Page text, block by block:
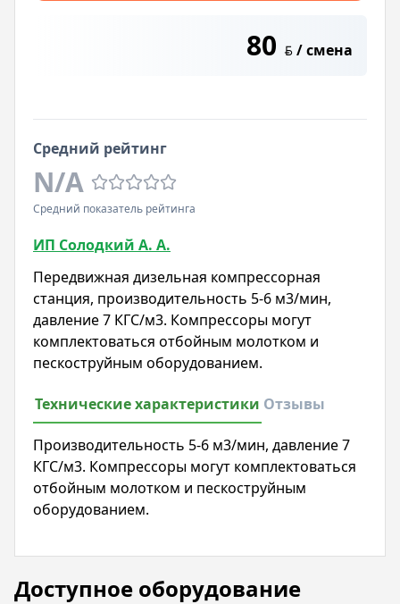
ИП Солодкий А. А.
Передвижная дизельная компрессорная
станция, производительность 5-6 м3/мин,
давление 7 КГС/м3. Компрессоры могут
комплектоваться отбойным молотком и
пескоструйным оборудованием.
Технические характеристики Отзывы
Производительность 5-6 м3/мин, давление 7
КГС/м3. Компрессоры могут комплектоваться
отбойным молотком и пескоструйным
оборудованием.
80 BYN / смена
Средний рейтинг
N/A
Средний показатель рейтинга
Доступное оборудование